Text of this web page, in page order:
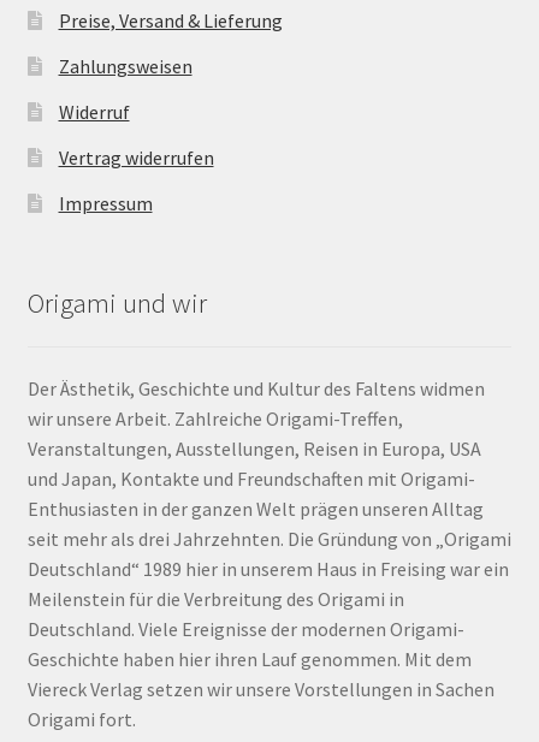
Preise, Versand & Lieferung
Zahlungsweisen
Widerruf
Vertrag widerrufen
Impressum
Origami und wir
Der Ästhetik, Geschichte und Kultur des Faltens widmen
wir unsere Arbeit. Zahlreiche Origami-Treffen,
Veranstaltungen, Ausstellungen, Reisen in Europa, USA
und Japan, Kontakte und Freundschaften mit Origami-
Enthusiasten in der ganzen Welt prägen unseren Alltag
seit mehr als drei Jahrzehnten. Die Gründung von „Origami
Deutschland“ 1989 hier in unserem Haus in Freising war ein
Meilenstein für die Verbreitung des Origami in
Deutschland. Viele Ereignisse der modernen Origami-
Geschichte haben hier ihren Lauf genommen. Mit dem
Viereck Verlag setzen wir unsere Vorstellungen in Sachen
Origami fort.